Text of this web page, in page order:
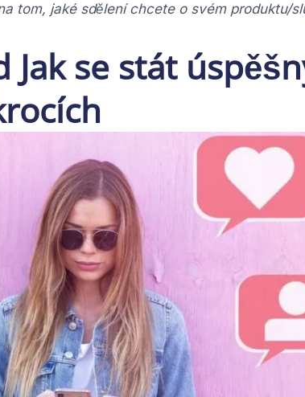
tom, jaké sdělení chcete o svém produktu/
Jak se stát